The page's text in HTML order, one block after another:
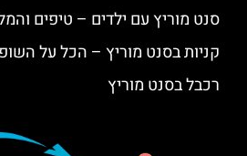
סנט מוריץ עם ילדים – טיפים
קניות בסנט מוריץ – הכל על
רכבל בסנט מוריץ